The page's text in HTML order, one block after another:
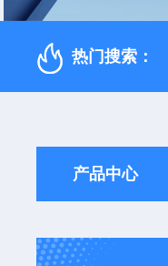
热门搜索：
产品中心